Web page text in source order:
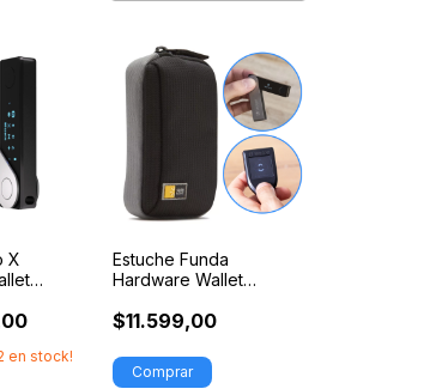
X
en stock!
Estuche Funda
Hardware Wallet
Ledger
$11.599,00